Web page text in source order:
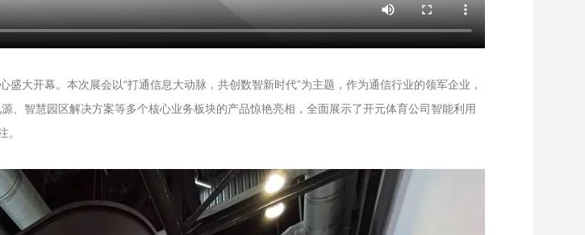
大开幕。本次展会以“打通信息大动脉，共创数智新时代”为主题，作为通信行业的领军企业，
、智慧园区解决方案等多个核心业务板块的产品惊艳亮相，全面展示了开元体育公司智能利用
。